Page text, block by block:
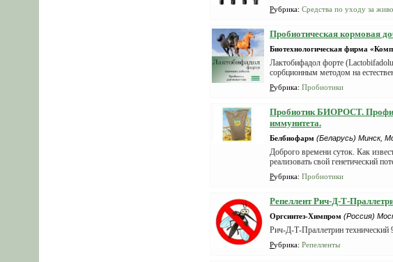
Рубрика: Средства по уходу за
Пробиотическая кормовая
Биотехнологическая фирма
Лактобифадол форте
сорбционным методом на
Рубрика: Пробиотики
Пробиотик БИОРОСТ.
иммунитета.
Белбиофарм (Беларусь) Минск,
Доброго времени суток. Как
реализовать свой генетический
Рубрика: Пробиотики
Репеллент Рич-Д-Т-
Оргсинтез-Химпром (Россия)
Рич-Д-Т-Праллетрин технический
Рубрика: Репелленты